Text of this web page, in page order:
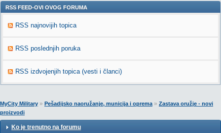
RSS FEED-OVI OVOG FORUMA
RSS najnovijih topica
RSS poslednjih poruka
RSS izdvojenjih topica (vesti i članci)
MyCity Military » Pešadijsko naoružanje, municija i oprema» Zastava oružje - novi
proizvodi
Ko je trenutno na forumu